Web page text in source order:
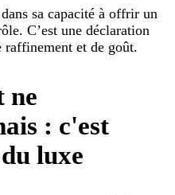
sa capacité à offrir un
C’est une déclaration
raffinement et de goût.
ne
: c'est
luxe